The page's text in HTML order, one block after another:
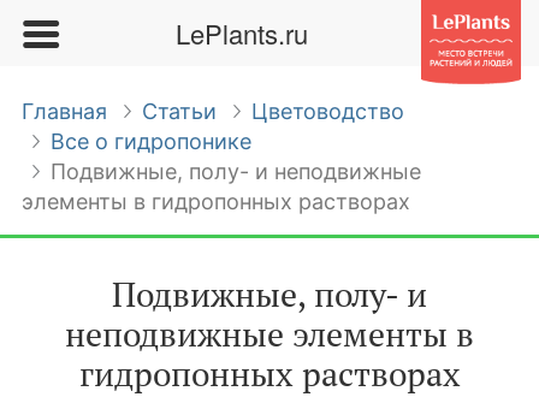
LePlants.ru
Главная Статьи
Цветоводство
Все о гидропонике
Подвижные, полу- и неподвижные
элементы в гидропонных растворах
Подвижные, полу- и
неподвижные элементы в
гидропонных растворах